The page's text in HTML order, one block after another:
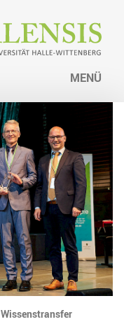
MENÜ
Wissenstransfer